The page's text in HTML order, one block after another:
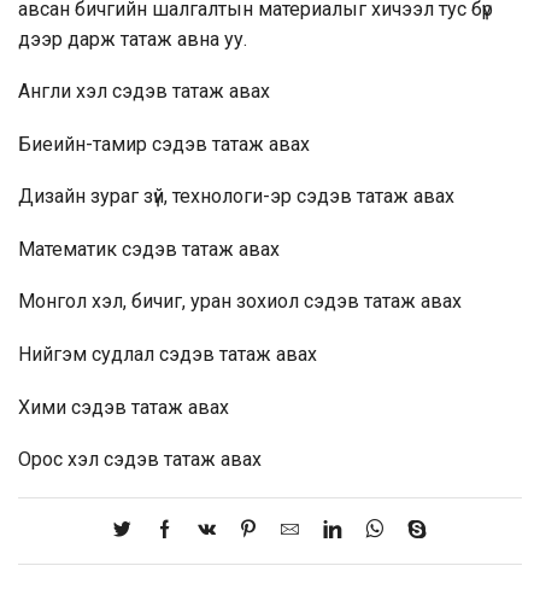
авсан бичгийн шалгалтын материалыг хичээл тус бүр
дээр дарж татаж авна уу.
Англи хэл сэдэв татаж авах
Биеийн-тамир сэдэв татаж авах
Дизайн зураг зүй, технологи-эр сэдэв татаж авах
Математик сэдэв татаж авах
Монгол хэл, бичиг, уран зохиол сэдэв татаж авах
Нийгэм судлал сэдэв татаж авах
Хими сэдэв татаж авах
Орос хэл сэдэв татаж авах